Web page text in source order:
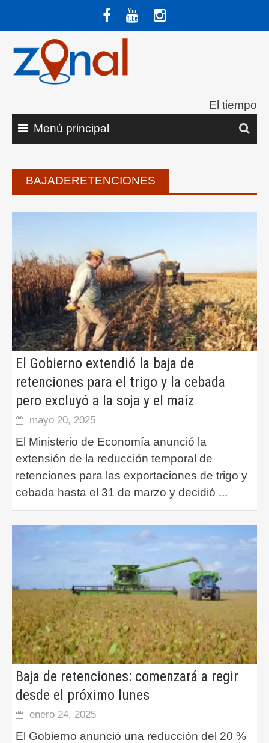
contenido
El tiempo
Menú principal
BAJADERETENCIONES
El Gobierno extendió la baja de
retenciones para el trigo y la cebada
pero excluyó a la soja y el maíz
mayo 20, 2025
El Ministerio de Economía anunció la
extensión de la reducción temporal de
retenciones para las exportaciones de trigo y
cebada hasta el 31 de marzo y decidió ...
Baja de retenciones: comenzará a regir
desde el próximo lunes
enero 24, 2025
El Gobierno anunció una reducción del 20 %